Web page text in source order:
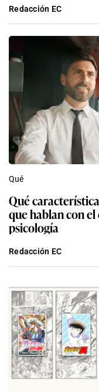
Redacción EC
Qué
Qué
que hablan con
psicología
Redacción EC